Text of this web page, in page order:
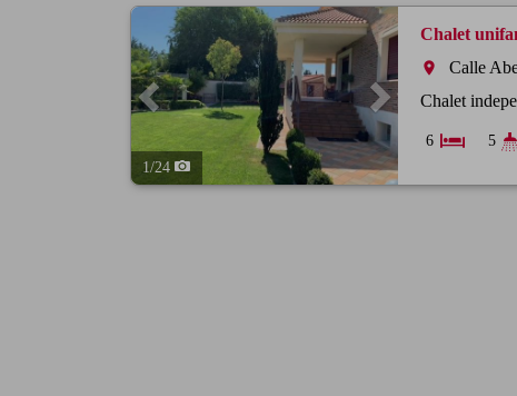
Previous Next
1/24
Chalet
room
Calle
Chalet
6 5